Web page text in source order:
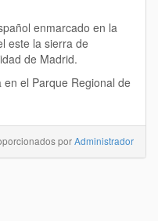
enmarcado en la
este la sierra de
de Madrid.
el Parque Regional de
porAdministrador